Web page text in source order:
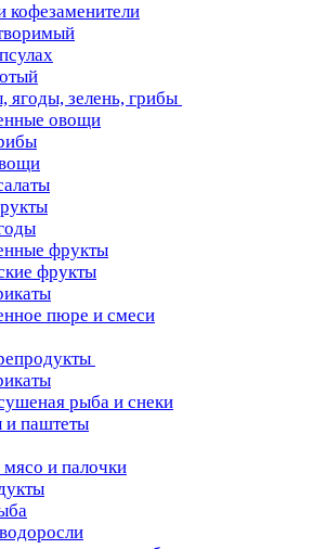
кофезаменители
зелень, грибы
овощи
фрукты
фрукты
пюре и смеси
рыба и снеки
и паштеты
и палочки